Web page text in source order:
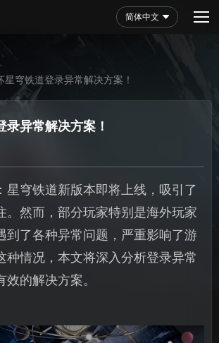
简体中文
星穹铁道登录异常解决方案！
录异常解决方案！
星穹铁道新版本即将上线，吸引了
。然而，部分玩家特别是海外玩家
到了各种异常问题，严重影响了游
种情况，本文将深入分析登录异常
的解决方案。